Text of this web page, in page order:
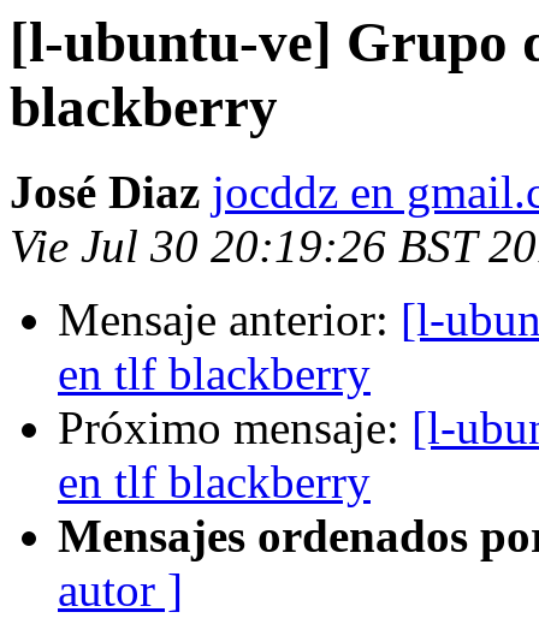
[l-ubuntu-ve] Grupo
blackberry
José Diaz jocddz en
Vie Jul 30 20:19:26 BST
Mensaje anterior: [l-
en tlf blackberry
Próximo mensaje: [l-
en tlf blackberry
Mensajes ordenados
autor ]